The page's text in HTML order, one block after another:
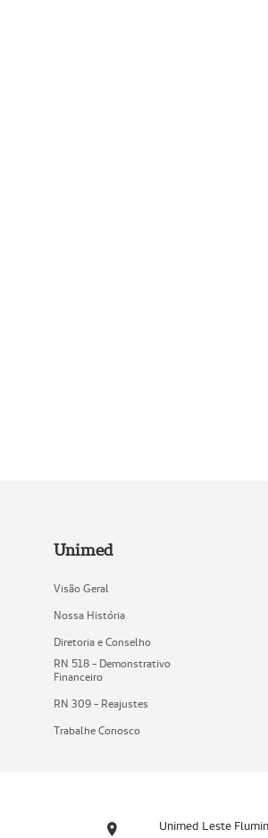
Unimed
Visão Geral
Nossa História
Diretoria e Conselho
RN 518 - Demonstrativo
Financeiro
RN 309 - Reajustes
Trabalhe Conosco
Unimed Leste